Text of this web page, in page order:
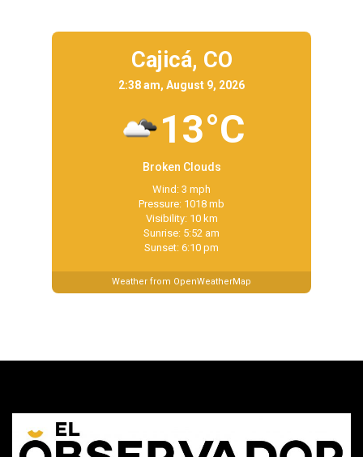
Cajicá, CO
2:38 am, August 9, 2026
13°C
Broken Clouds
Wind: 3 mph
Pressure: 1018 mb
Visibility: 10 km
Sunrise: 5:52 am
Sunset: 6:10 pm
Weather from OpenWeatherMap